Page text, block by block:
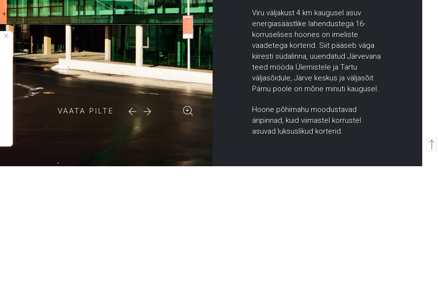
VAATA PILTE
Viru väljakust 4 km kaugusel asuv
energiasäästlike lahendustega 16-
korruselises hoones on imeliste
vaadetega korterid. Siit pääseb väga
kiiresti südalinna, uuendatud Järvevana
teed mööda Ülemistele ja Tartu
väljasõidule, Järve keskus ja väljasõit
Pärnu poole on mõne minuti kaugusel.
Hoone põhimahu moodustavad
äripinnad, kuid viimastel korrustel
asuvad luksuslikud korterid.